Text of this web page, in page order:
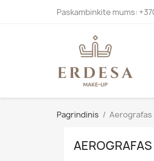
Paskambinkite mums:
Pagrindinis Aerografas
AEROGRAFAS